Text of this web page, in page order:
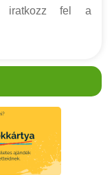
iratkozz fel a